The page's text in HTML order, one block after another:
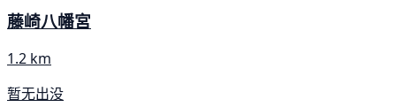
藤崎八幡宮
1.2 km
暂无出没